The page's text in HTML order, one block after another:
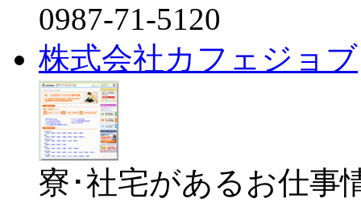
0987-71-5120
株式会社カフェジョブ
寮･社宅があるお仕事